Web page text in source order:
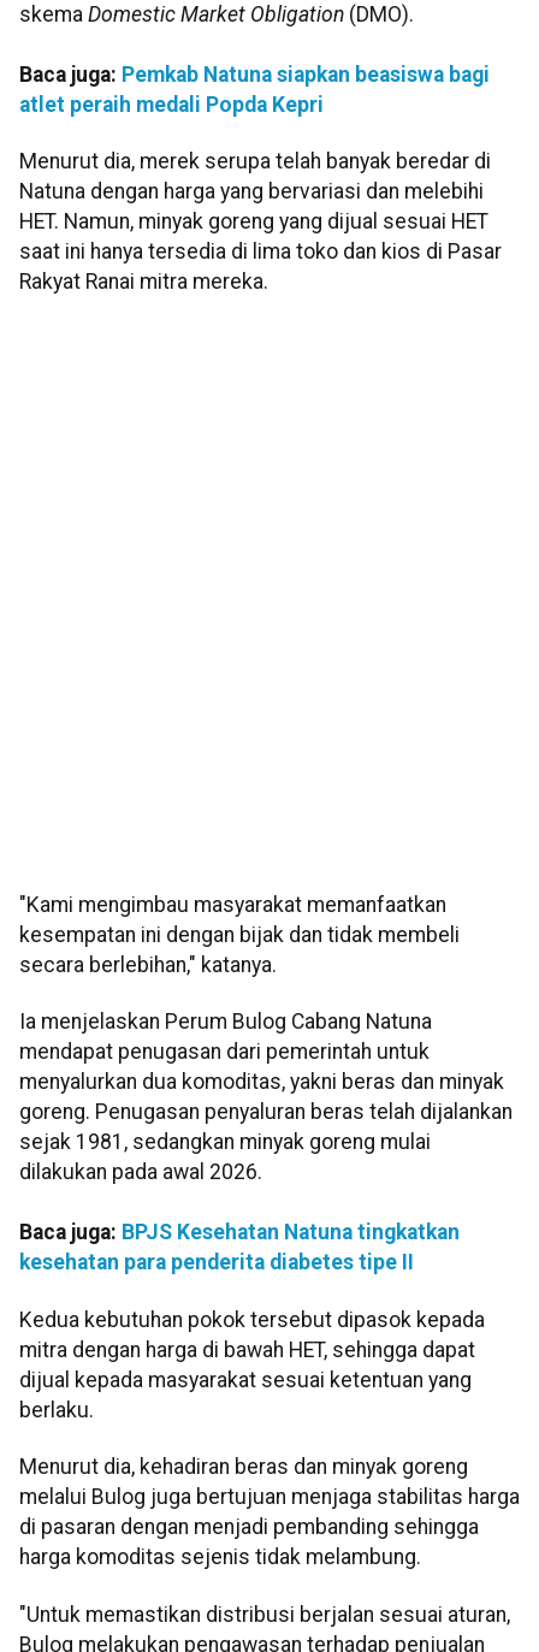
skema Domestic Market Obligation (DMO).
Baca juga: Pemkab Natuna siapkan beasiswa bagi
atlet peraih medali Popda Kepri
Menurut dia, merek serupa telah banyak beredar di
Natuna dengan harga yang bervariasi dan melebihi
HET. Namun, minyak goreng yang dijual sesuai HET
saat ini hanya tersedia di lima toko dan kios di Pasar
Rakyat Ranai mitra mereka.
"Kami mengimbau masyarakat memanfaatkan
kesempatan ini dengan bijak dan tidak membeli
secara berlebihan," katanya.
Ia menjelaskan Perum Bulog Cabang Natuna
mendapat penugasan dari pemerintah untuk
menyalurkan dua komoditas, yakni beras dan minyak
goreng. Penugasan penyaluran beras telah dijalankan
sejak 1981, sedangkan minyak goreng mulai
dilakukan pada awal 2026.
Baca juga: BPJS Kesehatan Natuna tingkatkan
kesehatan para penderita diabetes tipe II
Kedua kebutuhan pokok tersebut dipasok kepada
mitra dengan harga di bawah HET, sehingga dapat
dijual kepada masyarakat sesuai ketentuan yang
berlaku.
Menurut dia, kehadiran beras dan minyak goreng
melalui Bulog juga bertujuan menjaga stabilitas harga
di pasaran dengan menjadi pembanding sehingga
harga komoditas sejenis tidak melambung.
"Untuk memastikan distribusi berjalan sesuai aturan,
Bulog melakukan pengawasan terhadap penjualan